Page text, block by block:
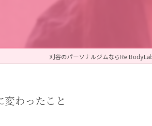
刈谷のパーソナルジムなら
わったこと